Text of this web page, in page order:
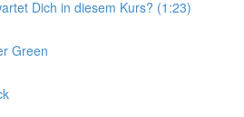
Dich in diesem Kurs? (1:23)
Green